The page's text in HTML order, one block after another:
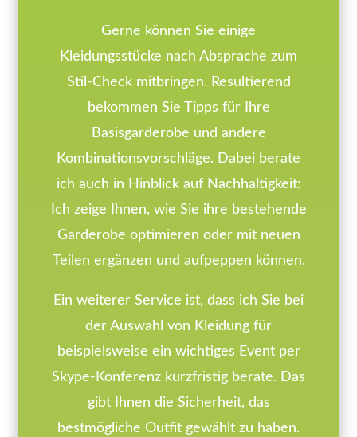
Gerne können Sie einige
Kleidungsstücke nach Absprache zum
Stil-Check mitbringen. Resultierend
bekommen Sie Tipps für Ihre
Basisgarderobe und andere
Kombinationsvorschläge. Dabei berate
ich auch in Hinblick auf Nachhaltigkeit:
Ich zeige Ihnen, wie Sie ihre bestehende
Garderobe optimieren oder mit neuen
Teilen ergänzen und aufpeppen können.
Ein weiterer Service ist, dass ich Sie bei
der Auswahl von Kleidung für
beispielsweise ein wichtiges Event per
Skype-Konferenz kurzfristig berate. Das
gibt Ihnen die Sicherheit, das
bestmögliche Outfit gewählt zu haben.